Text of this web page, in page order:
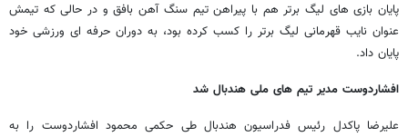
پایان بازی های لیگ برتر هم با پیراهن تیم سنگ آهن بافق و در حالی که تیمش
عنوان نایب قهرمانی لیگ برتر را کسب کرده بود، به دوران حرفه ای ورزشی خود
پایان داد.
افشاردوست مدیر تیم های ملی هندبال شد
علیرضا پاکدل رئیس فدراسیون هندبال طی حکمی محمود افشاردوست را به